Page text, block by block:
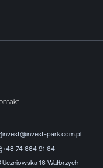
invest@invest-park.com.pl
+48 74 664 91 64
Uczniowska 16 Wałbrzych